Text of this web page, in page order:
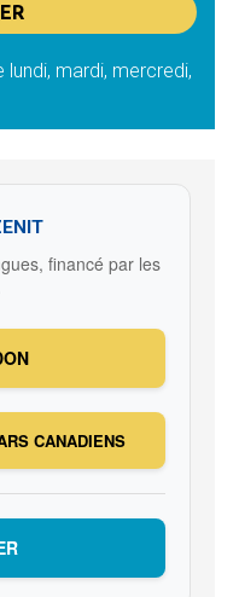
mardi, mercredi,
financé par les
CANADIENS